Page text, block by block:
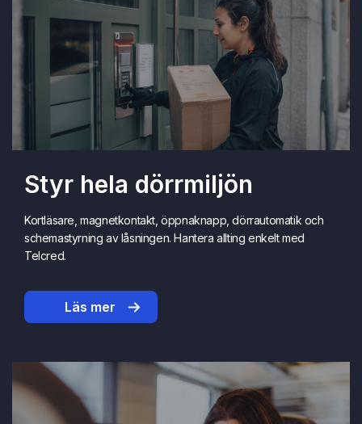
Styr hela dörrmiljön
Kortläsare, magnetkontakt, öppnaknapp, dörrautomatik och
schemastyrning av låsningen. Hantera allting enkelt med
Telcred.
Läs mer